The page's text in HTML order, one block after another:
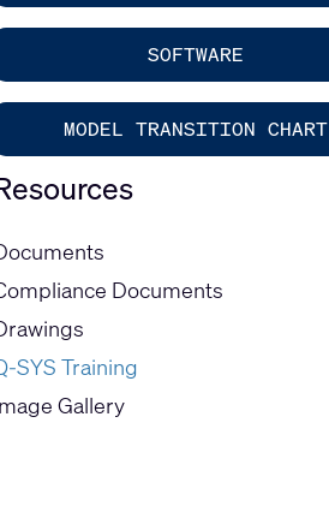
SOFTWARE
MODEL TRANSITION CHART
Documents
SYS Training
Gallery